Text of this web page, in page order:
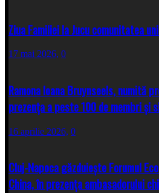
Ziua Familiei la Jucu comunitatea
17 mai 2026, 0
Ramona Ioana Bruynseels, numită
prezența a peste 100 de membri și
16 aprilie 2026, 0
Cluj-Napoca găzduiește Forumul
China, în prezența ambasadorului